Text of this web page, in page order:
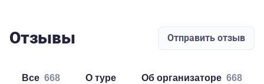
Отзывы Отправить отзыв
Все 668 о туре об организаторе 668